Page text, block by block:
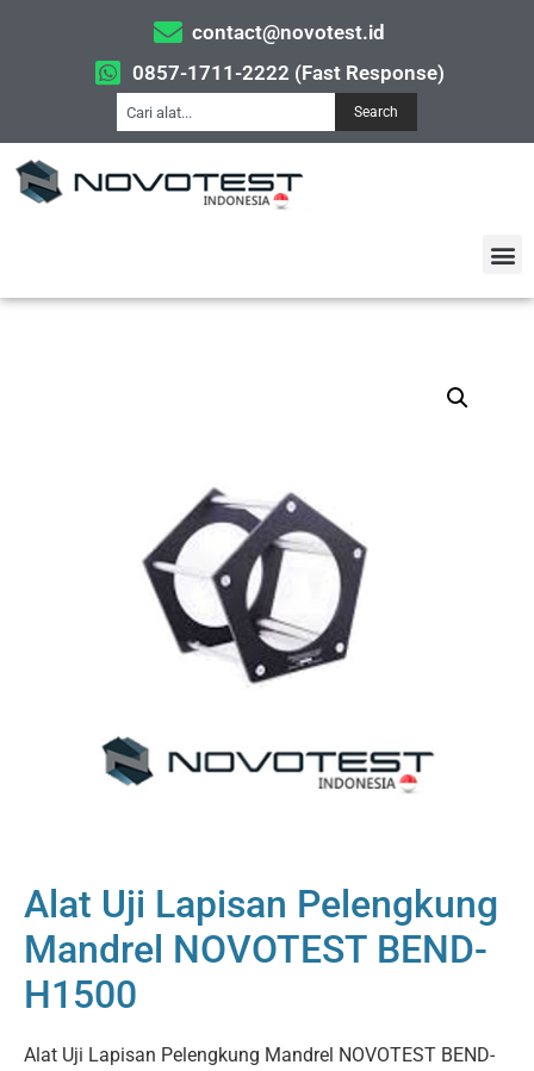
contact@novotest.id
0857-1711-2222 (Fast Response)
Search
Alat Uji Lapisan Pelengkung
Mandrel NOVOTEST BEND-
H1500
Alat Uji Lapisan Pelengkung Mandrel NOVOTEST BEND-